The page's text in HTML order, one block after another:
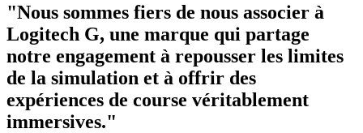
"Nous sommes fiers de nous associer à
Logitech G, une marque qui partage
notre engagement à repousser les limites
de la simulation et à offrir des
expériences de course véritablement
immersives."